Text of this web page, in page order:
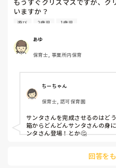
いますか？
するなら何をしますか？
ゼント運びゲームをしたり、お
ます。
今年は、2歳児さんが月齢低め
なので、1歳児さんが出来るよ
遊び 2歳児 1歳児
あゆ
保育士, 事業所内保育
ちーちゃん
保育士, 認可保育園
サンタさんを完成させるのはど
箱からどんどんサンタさんの身
ンタさん登場！とか🤔
回答を